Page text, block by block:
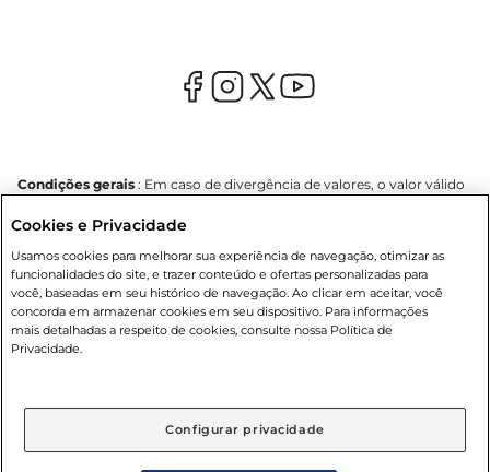
Condições gerais : Em caso de divergência de valores, o valor válido
confirmação de estoque. Compras podem ser canceladas em caso
número de clientes as nossas promoções, a compra de produtos
com preços promocionais poderá ter sua quantidade limitada por
cliente. Os preços, ofertas e condições são exclusivos para o e-
commerce e válidos durante o dia de hoje, podendo sofrer alterações
sem prévia notificação. Proibida a venda de bebidas alcoólicas para
alterações sem aviso prévio. O valor mínimo para as compras on-line
Cookies e Privacidade
Usamos cookies para melhorar sua experiência de navegação, otimizar as
funcionalidades do site, e trazer conteúdo e ofertas personalizadas para
você, baseadas em seu histórico de navegação. Ao clicar em aceitar, você
concorda em armazenar cookies em seu dispositivo. Para informações
mais detalhadas a respeito de cookies, consulte nossa Política de
Privacidade.
Configurar privacidade